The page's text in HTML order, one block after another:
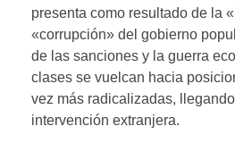
presenta como resultado de la
«corrupción» del gobierno
de las sanciones y la guerra
clases se vuelcan hacia
vez más radicalizadas,
intervención extranjera.